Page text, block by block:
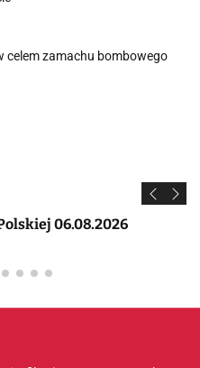
zamachu bombowego
06.08.2026